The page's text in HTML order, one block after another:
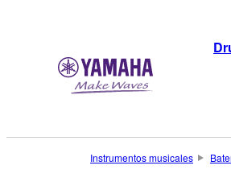
Instrumentos musicales